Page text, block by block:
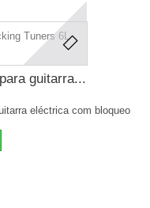
guitarra...
eléctrica com bloqueo